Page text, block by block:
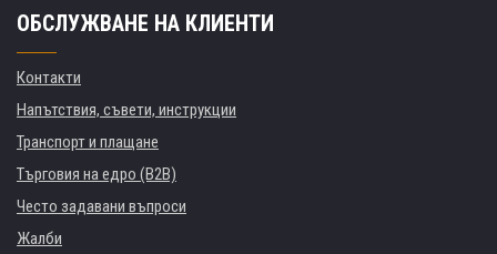
ОБСЛУЖВАНЕ НА КЛИЕНТИ
Контакти
Напътствия, съвети, инструкции
Транспорт и плащане
Търговия на едро (B2B)
Често задавани въпроси
Жалби